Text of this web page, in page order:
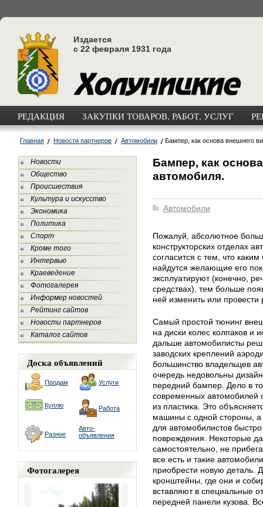
Издается
с 22 февраля 1931 года
РЕДАКЦИЯ ЗАКУПКИ ТОВАРОВ, РАБОТ, УСЛУГ
Главная Новости партнеров Автомобили Бампер, как основа внешнего
Новости
Общество
Происшествия
Культура и искусство
Экономика
Политика
Спорт
Кроме того
Интервью
Краеведение
Фотогалерея
Информер новостей
Рейтинг сайтов
Новости партнеров
Каталог сайтов
Доска объявлений
Продам Услуги
Куплю Работа
Разное
Авто-
объявления
Фотогалерея
Бампер, как
автомобиля.
Автомобили
Пожалуй, абсолютное
конструкторских отделах
согласится с тем, что
найдутся желающие его
эксплуатируют (конечно,
средствах), тем больше
ней изменить или
Самый простой тюнинг
на диски колес колпаков и
дальше автомобилисты
заводских креплений
большинство владельцев
очередь недовольны
передний бампер. Дело в
современных
из пластика. Это
машины с одной стороны,
для автомобилистов
повреждения. Некоторые
самостоятельно, не
все есть и такие
приобрести новую деталь.
кронштейны, где они и
вставляют в специальные
передней панели кузова.